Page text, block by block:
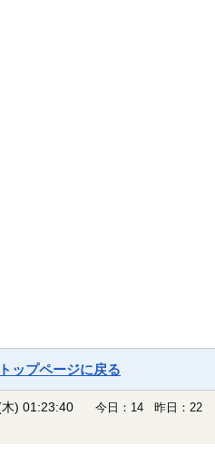
ップページに戻る
) 01:23:40
今日：14 昨日：22